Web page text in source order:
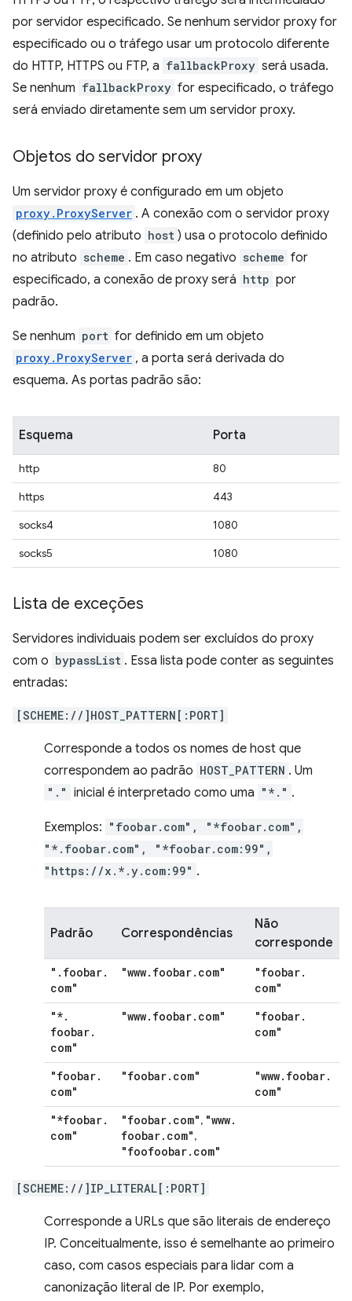
por servidor especificado. Se nenhum servidor proxy for
especificado ou o tráfego usar um protocolo diferente
do HTTP, HTTPS ou FTP, a fallbackProxy será usada.
Se nenhum fallbackProxy for especificado, o tráfego
será enviado diretamente sem um servidor proxy.
Objetos do servidor proxy
Um servidor proxy é configurado em um objeto
proxy.ProxyServer . A conexão com o servidor proxy
(definido pelo atributo host ) usa o protocolo definido
no atributo scheme . Em caso negativo scheme for
especificado, a conexão de proxy será http por
padrão.
Se nenhum port for definido em um objeto
proxy.ProxyServer , a porta será derivada do
esquema. As portas padrão são:
Esquema Porta
http
80
https
443
socks4
1080
socks5
1080
Lista de exceções
Servidores individuais podem ser excluídos do proxy
com o bypassList . Essa lista pode conter as seguintes
entradas:
[SCHEME://]HOST_PATTERN[:PORT]
Corresponde a todos os nomes de host que
correspondem ao padrão HOST_PATTERN . Um
"." inicial é interpretado como uma "*." .
Exemplos: "foobar.com", "*foobar.com",
"*.foobar.com", "*foobar.com:99",
"https://x.*.y.com:99" .
Padrão Correspondências
Não
corresponde
" . foobar.
com"
"www. foobar. com" "foobar.
com"
"*.
foobar.
com"
"www. foobar. com" "foobar.
com"
"foobar.
com"
"foobar. com" "www. foobar.
com"
"*foobar.
com"
"foobar. com", "www.
foobar. com",
"foofoobar. com"
[SCHEME://]IP_LITERAL[:PORT]
Corresponde a URLs que são literais de endereço
IP. Conceitualmente, isso é semelhante ao primeiro
caso, com casos especiais para lidar com a
canonização literal de IP. Por exemplo,